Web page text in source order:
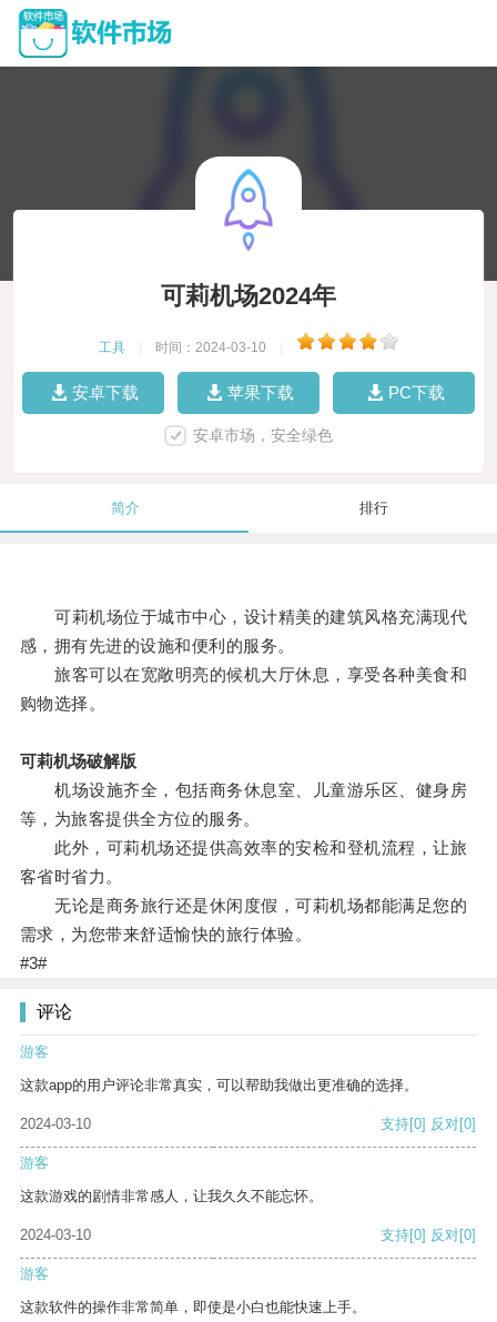
可莉机场2024年
工具 时间：2024-03-10
安卓下载 苹果下载 PC下载
安卓市场，安全绿色
简介 排行
可莉机场位于城市中心，设计精美的建筑风格充满现代
感，拥有先进的设施和便利的服务。
旅客可以在宽敞明亮的候机大厅休息，享受各种美食和
购物选择。
可莉机场破解版
机场设施齐全，包括商务休息室、儿童游乐区、健身房
等，为旅客提供全方位的服务。
此外，可莉机场还提供高效率的安检和登机流程，让旅
客省时省力。
无论是商务旅行还是休闲度假，可莉机场都能满足您的
需求，为您带来舒适愉快的旅行体验。
#3#
评论
游客
这款app的用户评论非常真实，可以帮助我做出更准确的选择。
2024-03-10 支持[0] 反对[0]
游客
这款游戏的剧情非常感人，让我久久不能忘怀。
2024-03-10 支持[0] 反对[0]
游客
这款软件的操作非常简单，即使是小白也能快速上手。